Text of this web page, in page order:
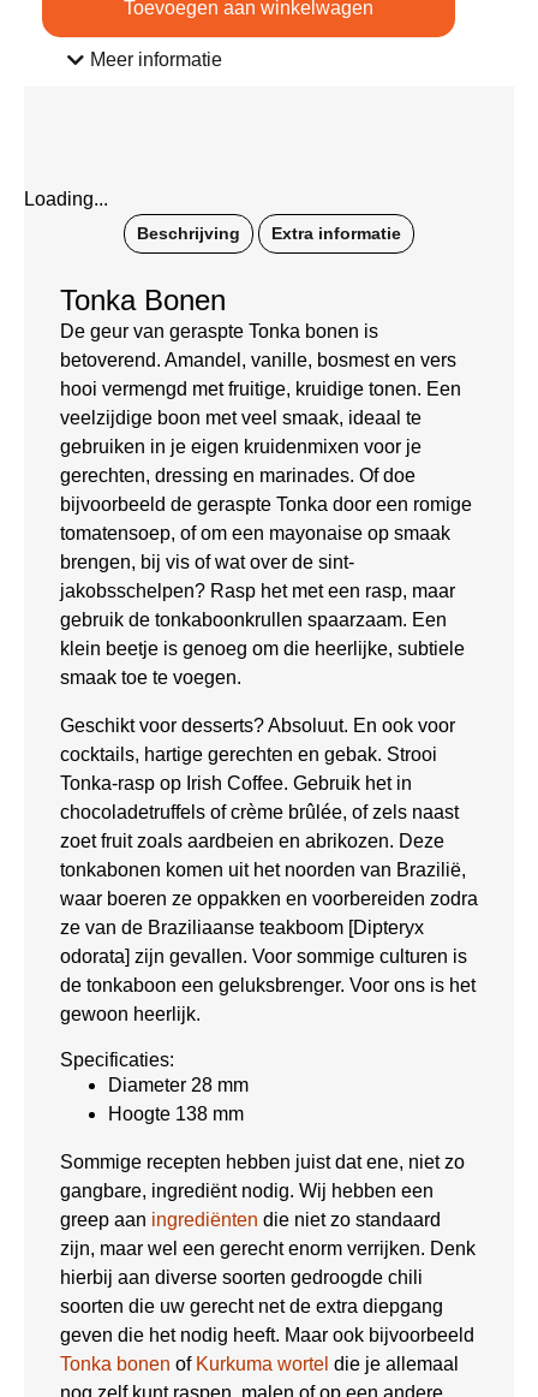
Toevoegen aan winkelwagen
Meer informatie
Loading...
Beschrijving Extra informatie
Tonka Bonen
De geur van geraspte Tonka bonen is
betoverend. Amandel, vanille, bosmest en vers
hooi vermengd met fruitige, kruidige tonen. Een
veelzijdige boon met veel smaak, ideaal te
gebruiken in je eigen kruidenmixen voor je
gerechten, dressing en marinades. Of doe
bijvoorbeeld de geraspte Tonka door een romige
tomatensoep, of om een mayonaise op smaak
brengen, bij vis of wat over de sint-
jakobsschelpen? Rasp het met een rasp, maar
gebruik de tonkaboonkrullen spaarzaam. Een
klein beetje is genoeg om die heerlijke, subtiele
smaak toe te voegen.
Geschikt voor desserts? Absoluut. En ook voor
cocktails, hartige gerechten en gebak. Strooi
Tonka-rasp op Irish Coffee. Gebruik het in
chocoladetruffels of crème brûlée, of zels naast
zoet fruit zoals aardbeien en abrikozen. Deze
tonkabonen komen uit het noorden van Brazilië,
waar boeren ze oppakken en voorbereiden zodra
ze van de Braziliaanse teakboom [Dipteryx
odorata] zijn gevallen. Voor sommige culturen is
de tonkaboon een geluksbrenger. Voor ons is het
gewoon heerlijk.
Specificaties:
Diameter 28 mm
Hoogte 138 mm
Sommige recepten hebben juist dat ene, niet zo
gangbare, ingrediënt nodig. Wij hebben een
greep aan ingrediënten die niet zo standaard
zijn, maar wel een gerecht enorm verrijken. Denk
hierbij aan diverse soorten gedroogde chili
soorten die uw gerecht net de extra diepgang
geven die het nodig heeft. Maar ook bijvoorbeeld
Tonka bonen of Kurkuma wortel die je allemaal
nog zelf kunt raspen, malen of op een andere